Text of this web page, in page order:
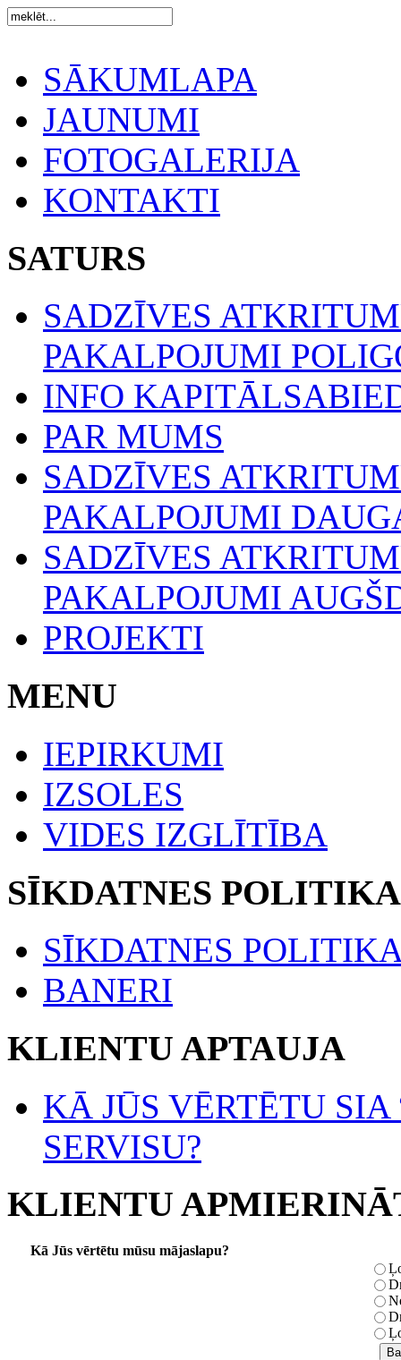
SĀKUMLAPA
JAUNUMI
FOTOGALERIJA
KONTAKTI
SATURS
SADZĪVES
PAKALPOJUMI
INFO
PAR MUMS
SADZĪVES
PAKALPOJUMI
SADZĪVES
PAKALPOJUMI
PROJEKTI
MENU
IEPIRKUMI
IZSOLES
VIDES IZGLĪTĪBA
SĪKDATNES
SĪKDATNES
BANERI
KLIENTU APTAUJA
KĀ JŪS VĒRTĒTU
SERVISU?
KLIENTU
Kā Jūs vērtētu mūsu mājaslapu?